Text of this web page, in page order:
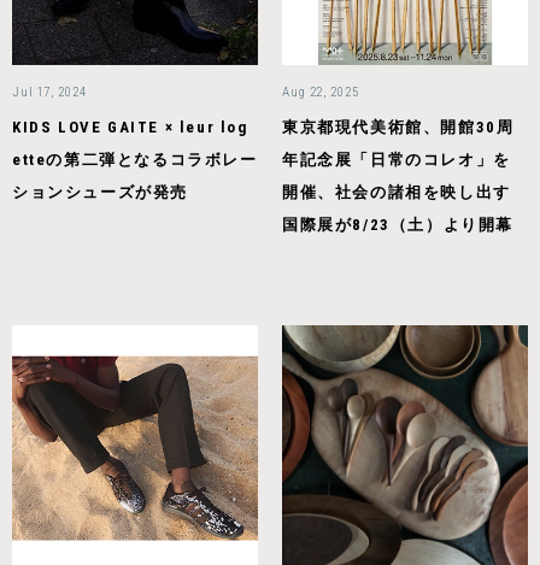
Jul 17, 2024
KIDS LOVE GAITE × leur log
etteの第二弾となるコラボレー
ションシューズが発売
Aug 22, 2025
東京都現代美術館、開館30周
年記念展「日常のコレオ」を
開催、社会の諸相を映し出す
国際展が8/23（土）より開幕